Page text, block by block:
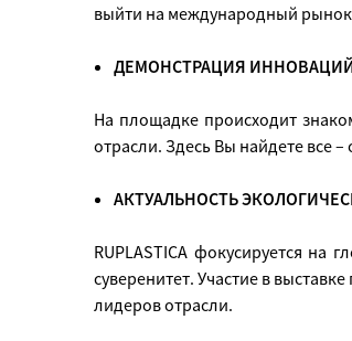
выйти на международный
ДЕМОНСТРАЦИЯ
На площадке происходит
отрасли. Здесь Вы найдете все
АКТУАЛЬНОСТЬ
RUPLASTICA фокусируется на
суверенитет. Участие в
лидеров отрасли.